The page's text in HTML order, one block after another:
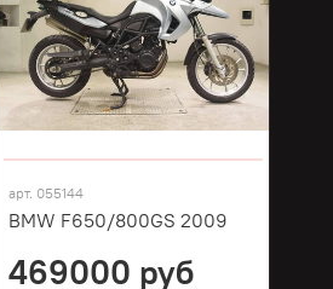
арт. 055144
BMW F650/800GS 2009
469000 руб